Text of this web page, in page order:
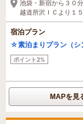
池袋・新宿から３０
越道所沢ＩＣより１
宿泊プラン
☆素泊まりプラン（
ポイント2%
MAPを見